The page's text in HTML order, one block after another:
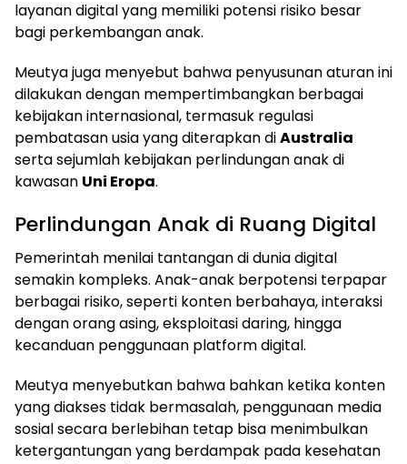
layanan digital yang memiliki potensi risiko besar
bagi perkembangan anak.
Meutya juga menyebut bahwa penyusunan aturan ini
dilakukan dengan mempertimbangkan berbagai
kebijakan internasional, termasuk regulasi
pembatasan usia yang diterapkan diAustralia
serta sejumlah kebijakan perlindungan anak di
kawasan Uni Eropa.
Perlindungan Anak di Ruang Digital
Pemerintah menilai tantangan di dunia digital
semakin kompleks. Anak-anak berpotensi terpapar
berbagai risiko, seperti konten berbahaya, interaksi
dengan orang asing, eksploitasi daring, hingga
kecanduan penggunaan platform digital.
Meutya menyebutkan bahwa bahkan ketika konten
yang diakses tidak bermasalah, penggunaan media
sosial secara berlebihan tetap bisa menimbulkan
ketergantungan yang berdampak pada kesehatan